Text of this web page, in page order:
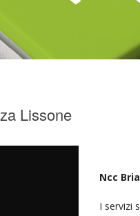
Lissone
Ncc
I servizi